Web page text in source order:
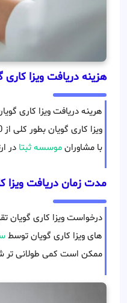
هزینه دریافت ویزا کاری
هرینه دریافت ویزا کاری
با مشاورانموسسه ثبتا در
مدت زمان دریافت ویزا
های ویزا کاری گویان توسط
ممکن است کمی طولانی تر